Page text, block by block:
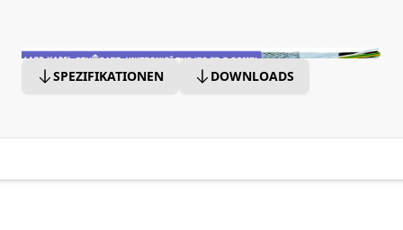
SPEZIFIKATIONEN DOWNLOADS